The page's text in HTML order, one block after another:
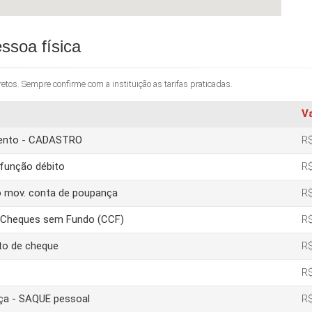
física
Sempre confirme com a instituição as tarifas praticadas.
- CADASTRO
débito
mov. conta de poupança
sem Fundo (CCF)
de cheque
- SAQUE pessoal